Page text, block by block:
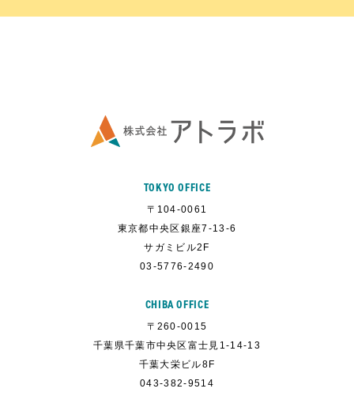
TOKYO OFFICE
〒104-0061
東京都中央区銀座7-13-6
サガミビル2F
03-5776-2490
CHIBA OFFICE
〒260-0015
千葉県千葉市中央区富士見1-14-13
千葉大栄ビル8F
043-382-9514